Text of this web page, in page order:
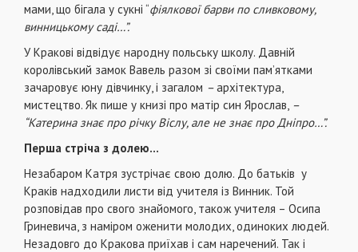
мами, що бігала у сукні “фіялкової барви по сливковому,
винницькому саді…”.
У Кракові відвідує народну польську школу. Давній
королівський замок Вавель разом зі своїми пам’ятками
зачаровує юну дівчинку, і загалом –архітектура,
мистецтво. Як пише у книзі про матір син Ярослав, –
“Катерина знає про річку Віслу, але не знає про Дніпро…”.
Перша стріча з долею…
Незабаром Катря зустрічає свою долю. До батьків у
Краків надходили листи від учителя із Винник. Той
розповідав про свого знайомого, також учителя – Осипа
Гриневича, з наміром оженити молодих, одиноких людей.
Незадовго до Кракова приїхав і сам наречений. Так і